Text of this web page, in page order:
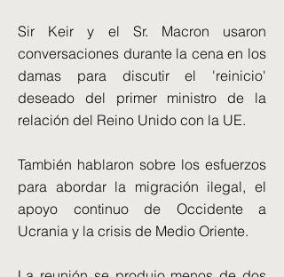
Sir Keir y el Sr. Macron usaron
conversaciones durante la cena en los
damas para discutir el 'reinicio'
deseado del primer ministro de la
relación del Reino Unido con la UE.
También hablaron sobre los esfuerzos
para abordar la migración ilegal, el
apoyo continuo de Occidente a
Ucrania y la crisis de Medio Oriente.